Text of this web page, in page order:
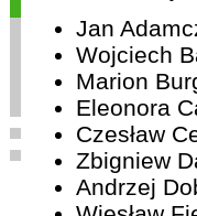
Jan
Wojciech
Marion
Eleonora
Czesław
Zbigniew
Andrzej